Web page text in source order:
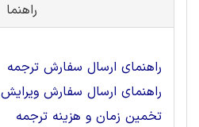
راهنما
راهنمای ارسال سفارش ترجمه
راهنمای ارسال سفارش ویرایش
تخمین زمان و هزینه ترجمه